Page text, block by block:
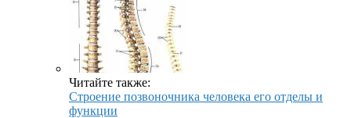
Читайте также:
Строение позвоночника человека его отделы и
функции